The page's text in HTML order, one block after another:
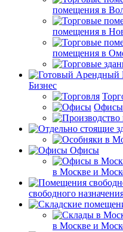
помещения в
помещения в
помещения в
Бизнес
Офисы
Офисы
в Москве и
свободного
в Москве и